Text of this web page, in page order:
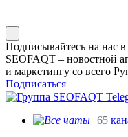
Подписывайтесь на нас в
SEOFAQT – новостной
и маркетингу со всего
Подписаться
65